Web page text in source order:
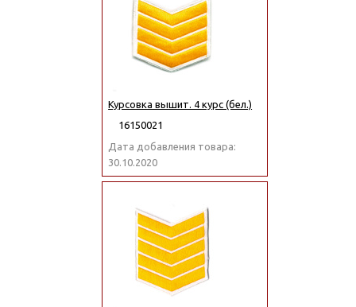
Курсовка вышит. 4 курс (бел.)
16150021
Дата добавления товара:
30.10.2020